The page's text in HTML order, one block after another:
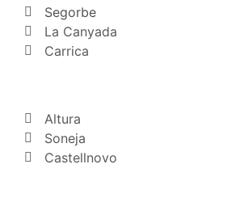
Segorbe
La Canyada
Carrica
Altura
Soneja
Castellnovo